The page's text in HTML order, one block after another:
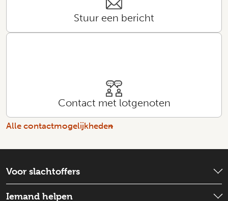
Stuur een bericht
Contact met lotgenoten
Alle contactmogelijkheden
Voor slachtoffers
Wat is er gebeurd?
Iemand helpen